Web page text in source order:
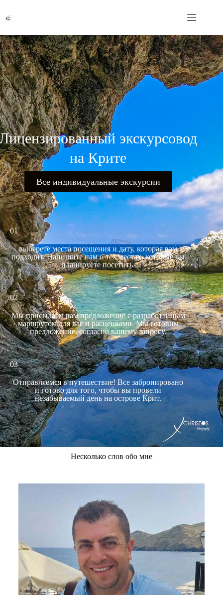
экскурсовод
на Крите
Все индивидуальные экскурсии
01
выберете места посещения и дату, которая вам
подходит. Напишите нам о тех местах, которые вы
планируете посетить.
02
Мы присылаем вам предложение с разработанным
маршрутом для вас и расценками. Мы готовим
предложение, согласно вашему запросу.
03
Отправляемся в путешествие! Все забронировано
и готово для того, чтобы вы провели
незабываемый день на острове Крит.
Несколько слов обо мне